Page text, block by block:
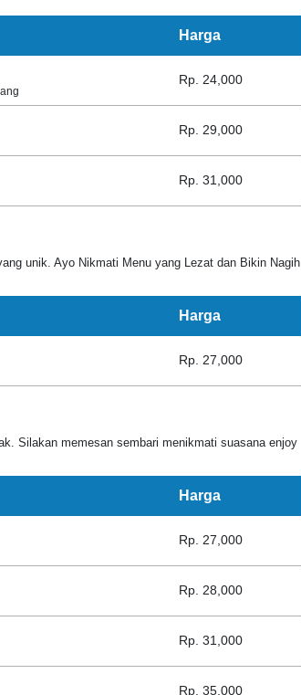
Harga
Rp. 24,000
Rp. 29,000
Rp. 31,000
unik. Ayo Nikmati Menu yang Lezat dan Bikin Nagih
Harga
Rp. 27,000
Silakan memesan sembari menikmati suasana enjoy
Harga
Rp. 27,000
Rp. 28,000
Rp. 31,000
Rp. 35,000